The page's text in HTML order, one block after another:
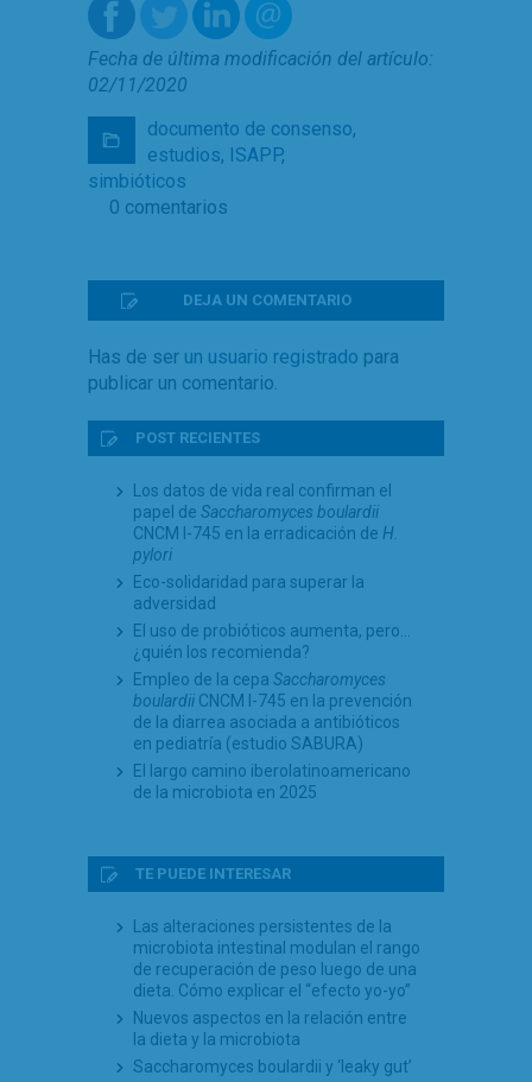
Fecha de última modificación del artículo:
02/11/2020
documento de consenso,
estudios, ISAPP,
simbióticos
0 comentarios
DEJA UN COMENTARIO
Has de ser un usuario registrado para
publicar un comentario.
POST RECIENTES
Los datos de vida real confirman el
papel de Saccharomyces boulardii
CNCM I-745 en la erradicación de H.
pylori
Eco-solidaridad para superar la
adversidad
El uso de probióticos aumenta, pero…
¿quién los recomienda?
Empleo de la cepa Saccharomyces
boulardii CNCM I-745 en la prevención
de la diarrea asociada a antibióticos
en pediatría (estudio SABURA)
El largo camino iberolatinoamericano
de la microbiota en 2025
TE PUEDE INTERESAR
Las alteraciones persistentes de la
microbiota intestinal modulan el rango
de recuperación de peso luego de una
dieta. Cómo explicar el “efecto yo-yo”
Nuevos aspectos en la relación entre
la dieta y la microbiota
Saccharomyces boulardii y ‘leaky gut’